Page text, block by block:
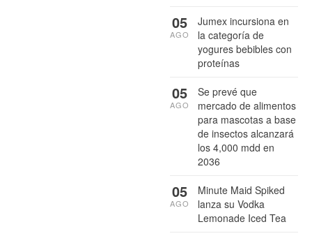
Jumex incursiona en
la categoría de
yogures bebibles con
proteínas
05
AGO
Se prevé que
mercado de alimentos
para mascotas a base
de insectos alcanzará
los 4,000 mdd en
2036
05
AGO
Minute Maid Spiked
lanza su Vodka
Lemonade Iced Tea
05
AGO